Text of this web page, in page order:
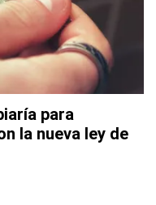
para
la nueva ley de